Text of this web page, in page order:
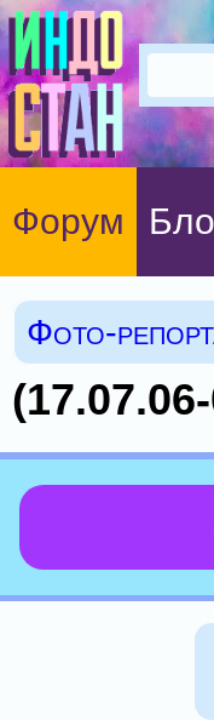
Форум
Фото-